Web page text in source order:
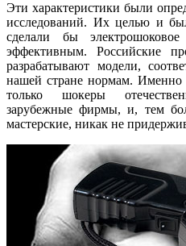
Эти характеристики были
исследований. Их целью и
сделали бы
эффективным. Российские
разрабатывают модели,
нашей стране нормам.
только шокеры
зарубежные фирмы, и, тем
мастерские, никак не